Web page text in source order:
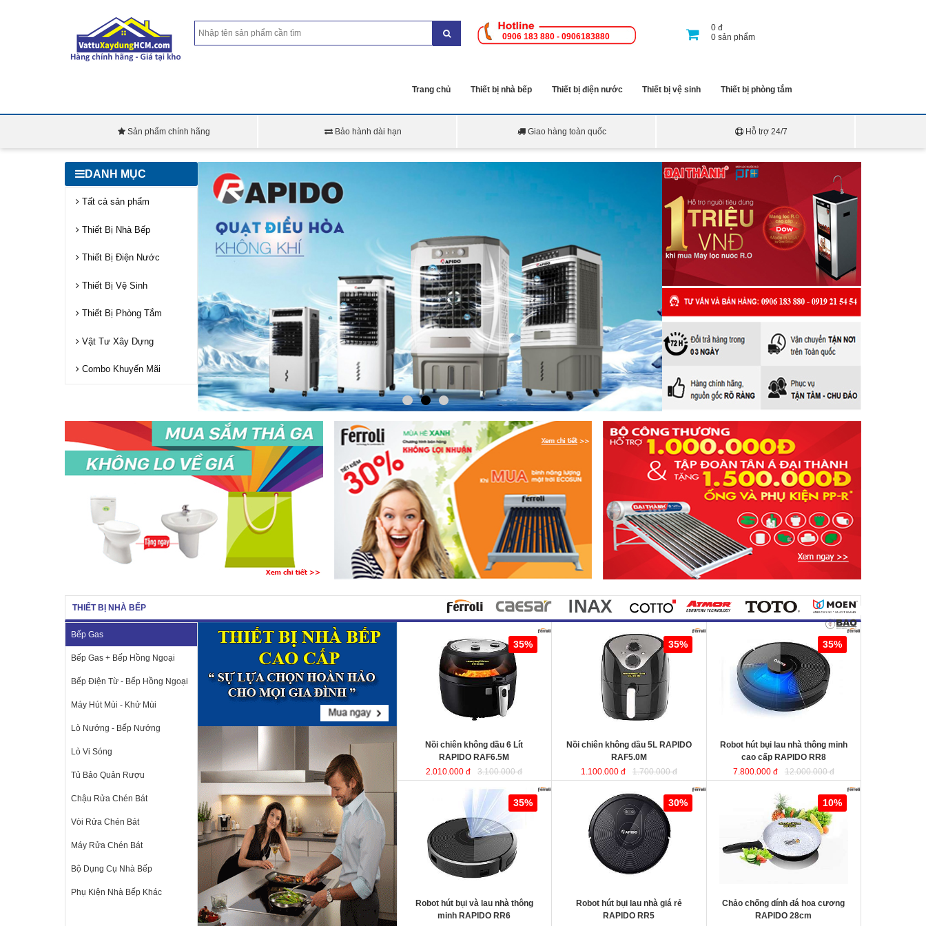
0906 183 880 - 0906183880
0đ
0sản phẩm
Trang chủ Thiết bị nhà bếp Thiết bị điện nước Thiết bị vệ sinh Thiết bị phòng tắm
Sản phẩm chính hãng Bảo hành dài hạn Giao hàng toàn quốc Hỗ trợ 24/7
DANH MỤC
Tất cả sản phẩm
Thiết Bị Nhà Bếp
Thiết Bị Điện Nước
Thiết Bị Vệ Sinh
Thiết Bị Phòng Tắm
Vật Tư Xây Dựng
Combo Khuyến Mãi
THIẾT BỊ NHÀ BẾP
Bếp Gas
Bếp Gas + Bếp Hồng Ngoại
Bếp Điện Từ - Bếp Hồng Ngoại
Máy Hút Mùi - Khử Mùi
Lò Nướng - Bếp Nướng
Lò Vi Sóng
Tủ Bảo Quản Rượu
Chậu Rửa Chén Bát
Vòi Rửa Chén Bát
Máy Rửa Chén Bát
Bộ Dụng Cụ Nhà Bếp
Phụ Kiện Nhà Bếp Khác
Nồi chiên không dầu 6 Lít RAPIDO
sử dụng chất liệu nhựa
ABS an toàn và bền bỉ. Ngoài ra,
lòng nồi được sản xuất từ chất liệu
thép không gỉ phủ men chống dính,
giúp cho thực phẩm không bị dính,
vỡ nát trong quá trình chiên, rán…
35%
Nồi chiên không dầu 6 Lít
RAPIDO RAF6.5M
2.010.000 đ
3.100.000 đ
Nồi chiên không dầu 5L RAPIDO
35%
Nồi chiên không dầu 5L RAPIDO
RAF5.0M
1.100.000 đ
1.700.000 đ
Robot hút bụi lau nhà thông minh
cao cấp RAPIDO RR8
35%
Robot hút bụi lau nhà thông minh
cao cấp RAPIDO RR8
7.800.000 đ
12.000.000 đ
Robot hút bụi và lau nhà thông minh
35%
Robot hút bụi và lau nhà thông
minh RAPIDO RR6
Robot hút bụi lau nhà giá rẻ
RAPIDO RR5
30%
Robot hút bụi lau nhà giá rẻ
RAPIDO RR5
Chảo chống dính đá hoa cương
chất liệu nhôm đúc
nguyên khối giữ nhiệt tốt, thiết kế
hiện đại tiết kiệt năng lượng giúp
món ăn chín đều và nhanh hơn.
10%
Chảo chống dính đá hoa cương
RAPIDO 28cm